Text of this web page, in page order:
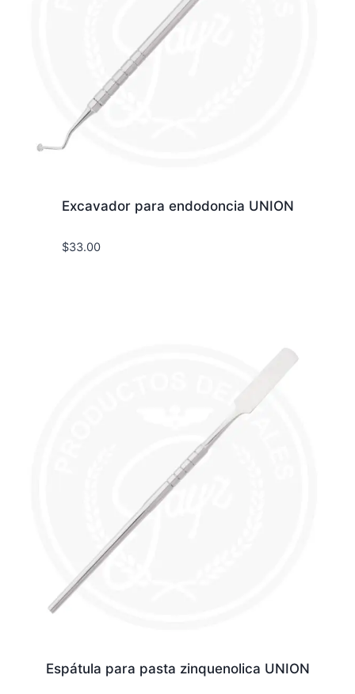
Excavador para endodoncia UNION
$33.00
Espátula para pasta zinquenolica UNION